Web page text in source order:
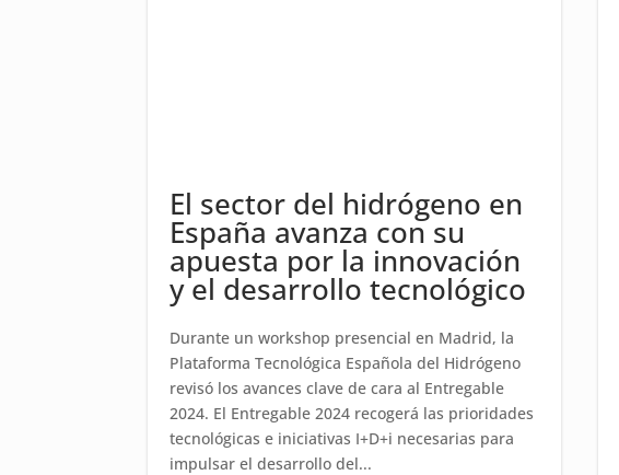
El sector del hidrógeno en
España avanza con su
apuesta por la innovación
y el desarrollo tecnológico
Durante un workshop presencial en Madrid, la
Plataforma Tecnológica Española del Hidrógeno
revisó los avances clave de cara al Entregable
2024. El Entregable 2024 recogerá las prioridades
tecnológicas e iniciativas I+D+i necesarias para
impulsar el desarrollo del...